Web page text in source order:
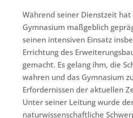
Während seiner Dienstzeit hat
Gymnasium maßgeblich
seinen intensiven Einsatz
Errichtung des
gemacht. Es gelang ihm, die
wahren und das Gymnasium
Erfordernissen der aktuellen
Unter seiner Leitung wurde
naturwissenschaftliche